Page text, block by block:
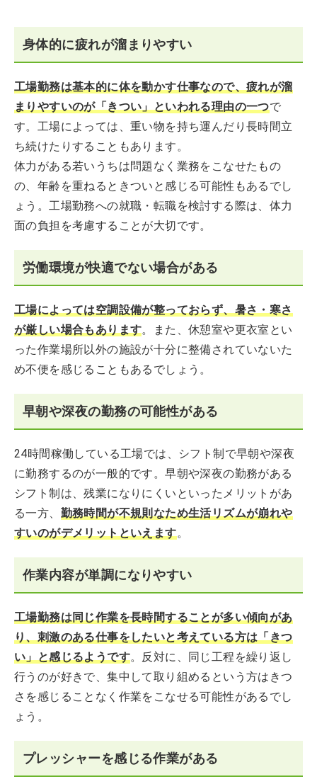
身体的に疲れが溜まりやすい
工場勤務は基本的に体を動かす仕事なので、疲れが溜
まりやすいのが「きつい」といわれる理由の一つで
す。工場によっては、重い物を持ち運んだり長時間立
ち続けたりすることもあります。
体力がある若いうちは問題なく業務をこなせたもの
の、年齢を重ねるときついと感じる可能性もあるでし
ょう。工場勤務への就職・転職を検討する際は、体力
面の負担を考慮することが大切です。
労働環境が快適でない場合がある
工場によっては空調設備が整っておらず、暑さ・寒さ
が厳しい場合もあります。また、休憩室や更衣室とい
った作業場所以外の施設が十分に整備されていないた
め不便を感じることもあるでしょう。
早朝や深夜の勤務の可能性がある
24時間稼働している工場では、シフト制で早朝や深夜
に勤務するのが一般的です。早朝や深夜の勤務がある
シフト制は、残業になりにくいといったメリットがあ
る一方、 勤務時間が不規則なため生活リズムが崩れや
すいのがデメリットといえます。
作業内容が単調になりやすい
工場勤務は同じ作業を長時間することが多い傾向があ
り、刺激のある仕事をしたいと考えている方は「きつ
い」と感じるようです。反対に、同じ工程を繰り返し
行うのが好きで、集中して取り組めるという方はきつ
さを感じることなく作業をこなせる可能性があるでし
ょう。
プレッシャーを感じる作業がある